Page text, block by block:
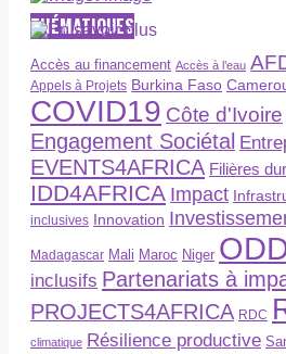
THÉMATIQUES
Accès au financement Accès à l’eau
Appels à Projets Burkina Faso
COVID19 Côte d'Ivoire
Engagement Sociétal
EVENTS4AFRICA Filières
IDD4AFRICA Impact
inclusives Innovation
Madagascar Mali Maroc Niger
inclusifs Partenariats à
PROJECTS4AFRICA RDC
climatique Résilience productive